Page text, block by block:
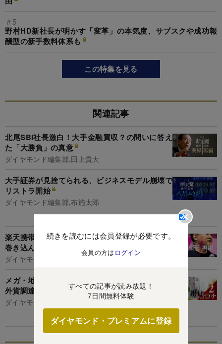
続きを読むには会員登録が必要です。
会員の方は ログイン
すべての記事が読み放題！
7日間無料体験
ダイヤモンド・プレミアムに登録
＃5
野村HD新社長が明かす「変革」の本気度、サブスクや成功報
酬型の新手数料体系も
この特集を見る
関連記事
北尾SBI社長激白！大手金融買収？の問いに答え
た「大勝負」の真意
ダイヤモンド編集部,田上貴大
大手証券が見捨てられる、ビジネスモデル崩壊で
リストラ開始
ダイヤモンド編集部,布施太郎
楽天携帯は本当につながる？楽天市場＆証券まで
巻き込んだ基地局整備の今
ダイヤモンド編集部,村井令二
メガ・地銀の3大脅威は信用コスト・有価証券・
外貨調達、日銀が警告する理由
ダイヤモンド編集部,布施太郎